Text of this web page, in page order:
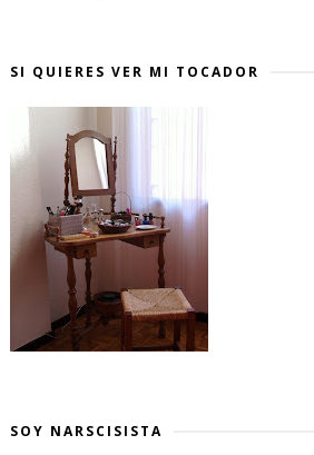
SI QUIERES VER MI TOCADOR
SOY NARSCISISTA